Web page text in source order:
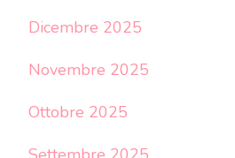
Dicembre 2025
Novembre 2025
Ottobre 2025